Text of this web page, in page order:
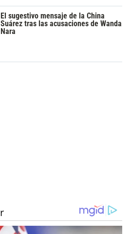
El sugestivo mensaje de la China
Suárez tras las acusaciones de Wanda
Nara